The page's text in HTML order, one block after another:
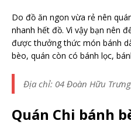
Do đồ ăn ngon vừa rẻ nên
nhanh hết đồ. Vì vậy bạn nên
được thưởng thức món bánh
bèo, quán còn có bánh lọc,
Địa chỉ: 04 Đoàn Hữu
Quán Chi bánh